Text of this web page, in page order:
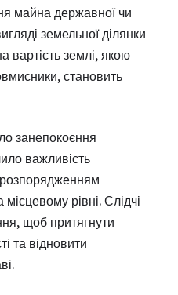
майна державної чи
земельної ділянки
вартість землі, якою
становить
занепокоєння
важливість
рівні. Слідчі
щоб притягнути
та відновити